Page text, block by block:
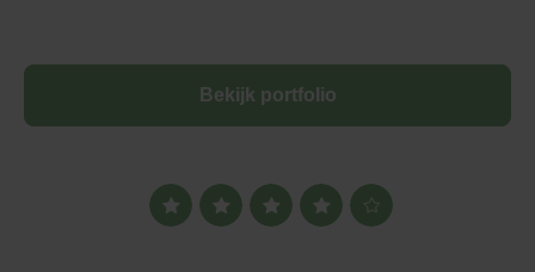
Bekijk portfolio